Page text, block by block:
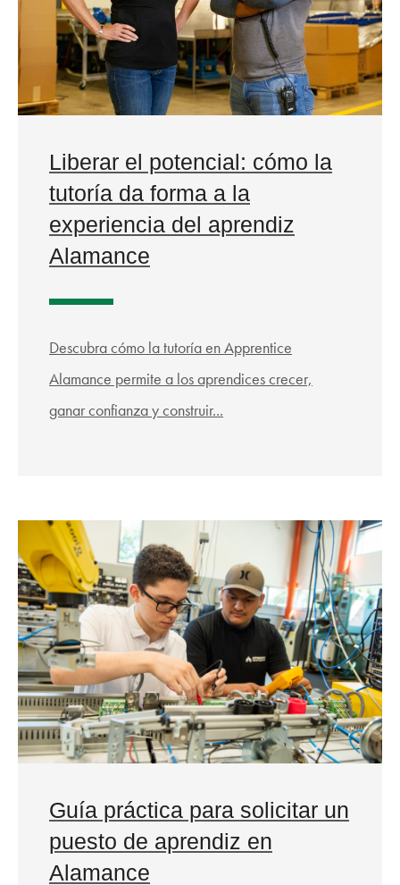
Liberar el potencial: cómo la
tutoría da forma a la
experiencia del aprendiz
Alamance
Descubra cómo la tutoría en Apprentice
Alamance permite a los aprendices crecer,
ganar confianza y construir...
Guía práctica para solicitar un
puesto de aprendiz en
Alamance